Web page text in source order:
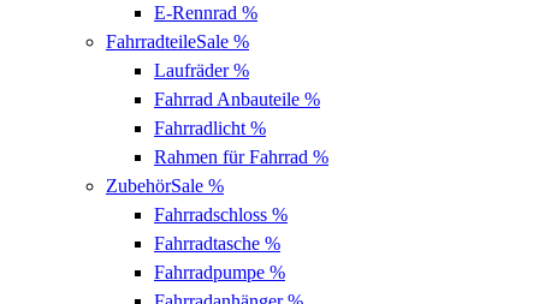
E-Rennrad %
FahrradteileSale %
Laufräder%
Fahrrad Anbauteile %
Fahrradlicht %
Rahmen für Fahrrad %
ZubehörSale %
Fahrradschloss %
Fahrradtasche %
Fahrradpumpe %